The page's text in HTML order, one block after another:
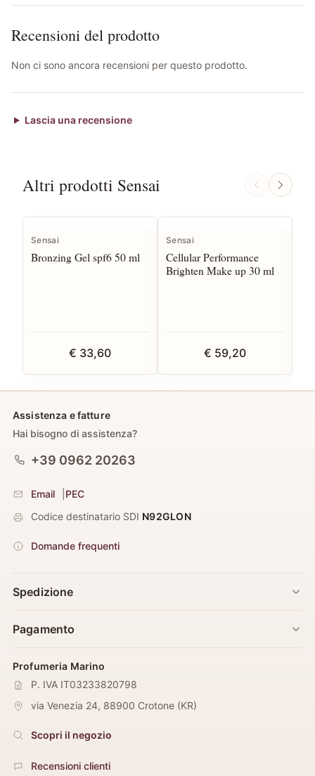
Recensioni del prodotto
Non ci sono ancora recensioni per questo prodotto.
Lascia una recensione
Altri prodotti Sensai
Sensai
Bronzing Gel spf6 50 ml
€ 33,60
Sensai
Cellular Performance
Brighten Make up 30 ml
€ 59,20
Assistenza e fatture
Hai bisogno di assistenza?
+39 0962 20263
Email
PEC
Codice destinatario SDI N92GLON
Domande frequenti
Spedizione
Pagamento
Profumeria Marino
P. IVA IT03233820798
via Venezia 24, 88900 Crotone (KR)
Scopri il negozio
Recensioni clienti